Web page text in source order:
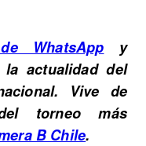
WhatsApp y
actualidad del
Vive de
torneo más
B Chile.